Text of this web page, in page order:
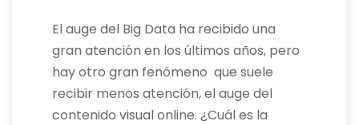
El auge del Big Data ha recibido una
gran atención en los últimos años, pero
hay otro gran fenómeno que suele
recibir menos atención, el auge del
contenido visual online. ¿Cuál es la